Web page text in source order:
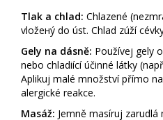
Tlak a chlad: Chlazené
vložенý do úst. Chlad zúží
Gely na dásně: Používej gely
nebo chladiící účinné látky
Aplikuj malé množství přímo
alergické reakce.
Masáž: Jemně masíruj